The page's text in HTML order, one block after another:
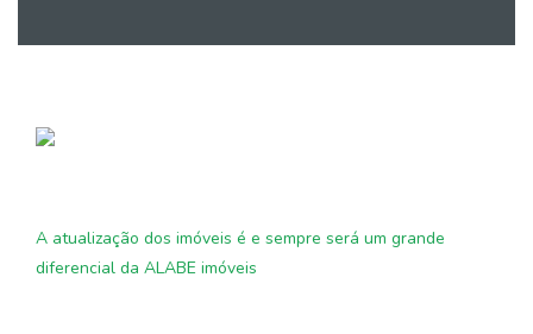
A atualização dos imóveis é e sempre será um grande
diferencial da ALABE imóveis